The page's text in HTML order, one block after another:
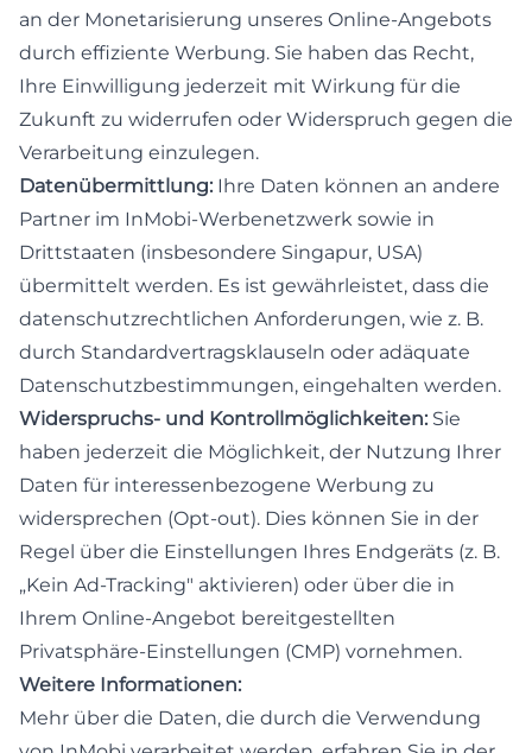
an der Monetarisierung unseres Online-Angebots
durch effiziente Werbung. Sie haben das Recht,
Ihre Einwilligung jederzeit mit Wirkung für die
Zukunft zu widerrufen oder Widerspruch gegen die
Verarbeitung einzulegen.
Datenübermittlung: Ihre Daten können an andere
Partner im InMobi-Werbenetzwerk sowie in
Drittstaaten (insbesondere Singapur, USA)
übermittelt werden. Es ist gewährleistet, dass die
datenschutzrechtlichen Anforderungen, wie z. B.
durch Standardvertragsklauseln oder adäquate
Datenschutzbestimmungen, eingehalten werden.
Widerspruchs- und Kontrollmöglichkeiten: Sie
haben jederzeit die Möglichkeit, der Nutzung Ihrer
Daten für interessenbezogene Werbung zu
widersprechen (Opt-out). Dies können Sie in der
Regel über die Einstellungen Ihres Endgeräts (z. B.
„Kein Ad-Tracking" aktivieren) oder über die in
Ihrem Online-Angebot bereitgestellten
Privatsphäre-Einstellungen (CMP) vornehmen.
Weitere Informationen:
Mehr über die Daten, die durch die Verwendung